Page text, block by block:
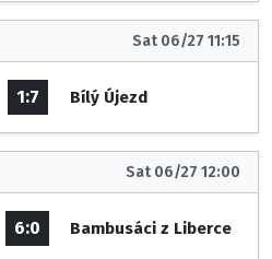
Sat 06/27 11:15
1:7 Bílý Újezd
Sat 06/27 12:00
6:0 Bambusáci z Liberce